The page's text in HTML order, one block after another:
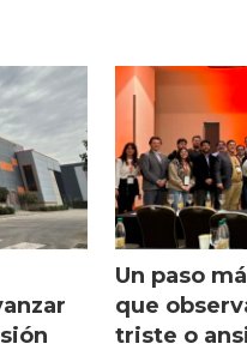
Un paso
que
triste o